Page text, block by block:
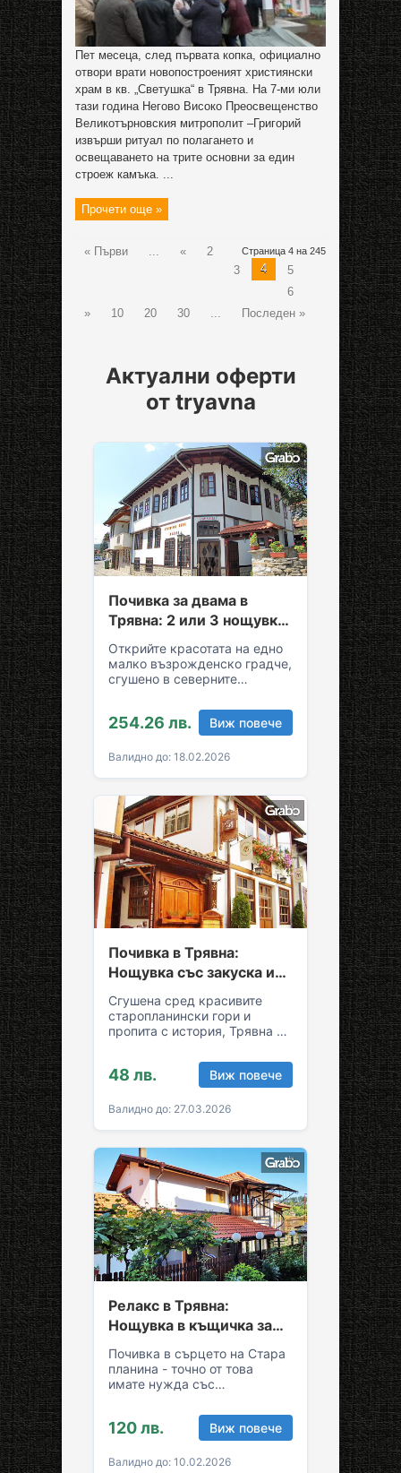
Пет месеца, след първата копка, официално
отвори врати новопостроеният християнски
храм в кв. „Светушка“ в Трявна. На 7-ми юли
тази година Негово Високо Преосвещенство
Великотърновския митрополит –Григорий
извърши ритуал по полагането и
освещаването на трите основни за един
строеж камъка. ...
Прочети още »
Страница 4 на 245
« Първи ... «
2
3
4
5
6
»
10 20 30 ... Последен »
Актуални оферти
от tryavna
Почивка за двама в
Трявна: 2 или 3 нощувки
със закуски и вечери
Открийте красотата на едно
малко възрожденско градче,
сгушено в северните
За вашия комфортен престой
в Трявна…
254.26 лв. Виж повече
Валидно до: 18.02.2026
Почивка в Трявна:
Нощувка със закуска и
възможност за обяд и
вечеря
Сгушена сред красивите
старопланински гори и
пропита с история, Трявна е
спокойствие и култура!
Грабни ваучер за…
48 лв. Виж повече
Валидно до: 27.03.2026
Релакс в Трявна:
Нощувка в къщичка за
до седем души
Почивка в сърцето на Стара
планина - точно от това
имате нужда със
Съберете свежест и се…
120 лв. Виж повече
Валидно до: 10.02.2026